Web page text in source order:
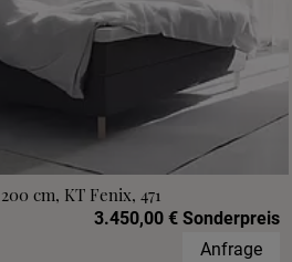
cm, KT Fenix, 471
3.450,00 € Sonderpreis
Anfrage